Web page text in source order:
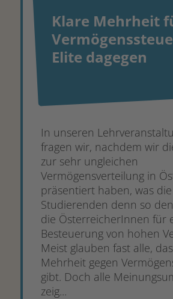
Klare Mehrheit
Elite dagegen
In unseren
fragen wir, nachdem wir
zur sehr ungleichen
Vermögensverteilung in
präsentiert haben, was die
Studierenden denn so
die ÖsterreicherInnen für
Besteuerung von hohen
Meist glauben fast alle,
Mehrheit gegen
gibt. Doch alle
zeig...